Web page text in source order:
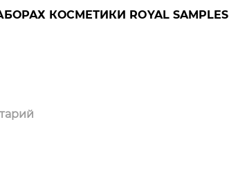
КОСМЕТИКИ ROYAL SAMPLES